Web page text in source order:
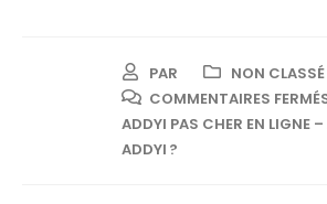
PAR
NON CLASSÉ
COMMENTAIRES
ADDYI PAS CHER EN LIGNE
ADDYI ?